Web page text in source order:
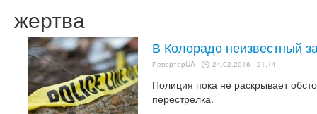
жертва
В Колорадо неизвестный
РепортерUA 24.02.2016 - 21:14
Полиция пока не раскрывает
перестрелка.